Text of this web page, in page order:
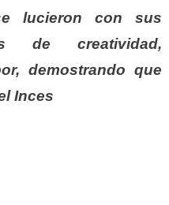
lucieron con sus
de creatividad,
demostrando que
Inces